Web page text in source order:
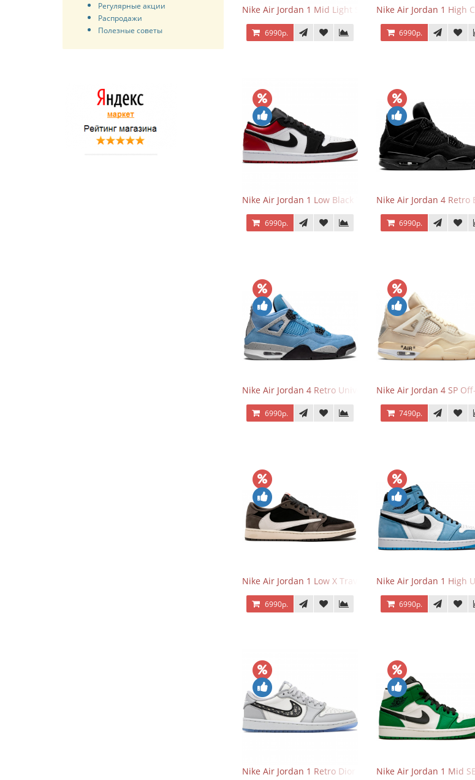
Регулярные акции
Распродажи
Полезные советы
Nike Air Jordan 1 Mid Light Smoke Grey
6990р.
Nike Air Jordan 1 High
6990р.
Nike Air Jordan 1 Low Black Toe
6990р.
Nike Air Jordan 4 Retro
6990р.
Nike Air Jordan 4 Retro University Blue
6990р.
Nike Air Jordan 4 SP
7490р.
Nike Air Jordan 1 Low X Travis Scott
6990р.
Nike Air Jordan 1 High
6990р.
Nike Air Jordan 1 Retro Dior Low Nike Air Jordan 1 Mid